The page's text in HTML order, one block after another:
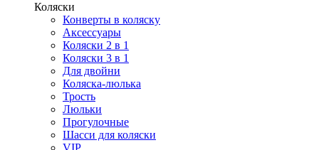
Коляски
Конверты в коляску
Аксессуары
Коляски 2 в 1
Коляски 3 в 1
Для двойни
Коляска-люлька
Трость
Люльки
Прогулочные
Шасси для коляски
VIP